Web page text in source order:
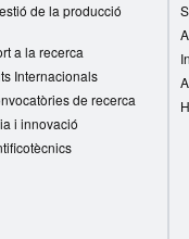
de la producció
a la recerca
Internacionals
de recerca
i innovació